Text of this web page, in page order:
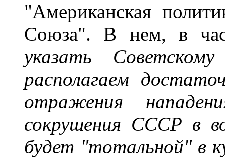
"Американская
Союза". В нем, в
указать
располагаем
отражения
сокрушения СССР в
будет "тотальной" в